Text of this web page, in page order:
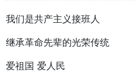
我们是共产主义接班人
继承革命先辈的光荣传统
爱祖国 爱人民